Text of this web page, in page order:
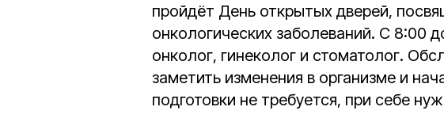
пройдёт День открытых дверей,
онкологических заболеваний. С 8:00
онколог, гинеколог и стоматолог.
заметить изменения в организме и
подготовки не требуется, при себе